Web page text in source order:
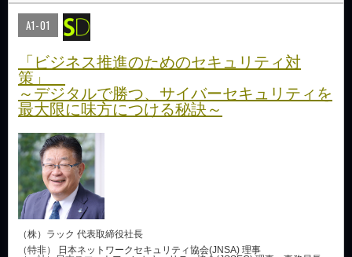
A1-01
「ビジネス推進のためのセキュリティ対
策」
～デジタルで勝つ、サイバーセキュリティを
最大限に味方につける秘訣～
（株）ラック 代表取締役社長
（特非） 日本ネットワークセキュリティ協会(JNSA) 理事